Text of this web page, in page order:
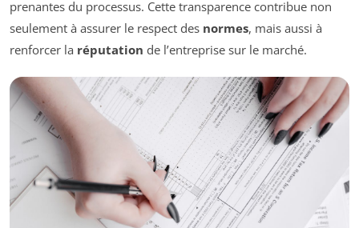
prenantes du processus. Cette transparence contribue non
seulement à assurer le respect des normes, mais aussi à
renforcer la réputation de l’entreprise sur le marché.